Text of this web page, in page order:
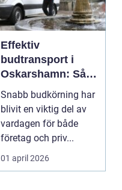
Effektiv
budtransport i
Oskarshamn: Så
väljer företag och
privatpersoner rätt
lösning
Snabb budkörning har
blivit en viktig del av
vardagen för både
företag och priv...
01 april 2026